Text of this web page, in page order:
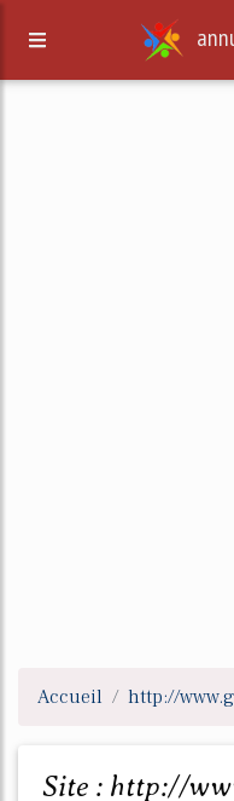
Accueil http://
Site : http://